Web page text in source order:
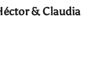
& Claudia